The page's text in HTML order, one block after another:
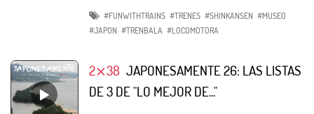
#FUNWITHTRAINS #TRENES #SHINKANSEN #MUSEO
#JAPON #TRENBALA #LOCOMOTORA
2⨯38 JAPONESAMENTE 26: LAS LISTAS
DE 3 DE "LO MEJOR DE..."